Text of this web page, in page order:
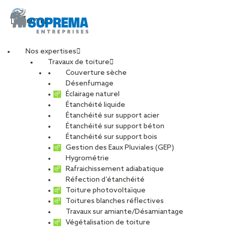
Menu
Nos expertises
Travaux de toiture
Couverture sèche
Désenfumage
Éclairage naturel
Étanchéité liquide
Étanchéité sur support acier
Étanchéité sur support béton
Étanchéité sur support bois
Gestion des Eaux Pluviales (GEP)
Hygrométrie
Rafraichissement adiabatique
Réfection d’étanchéité
Toiture photovoltaïque
Toitures blanches réflectives
Travaux sur amiante/Désamiantage
Végétalisation de toiture
visuel dpef
PARTAGER